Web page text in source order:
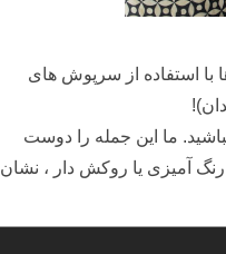
با استفاده از سرپوش های
ما این جمله را دوست
رنگ آمیزی یا روکش دار ، نشان